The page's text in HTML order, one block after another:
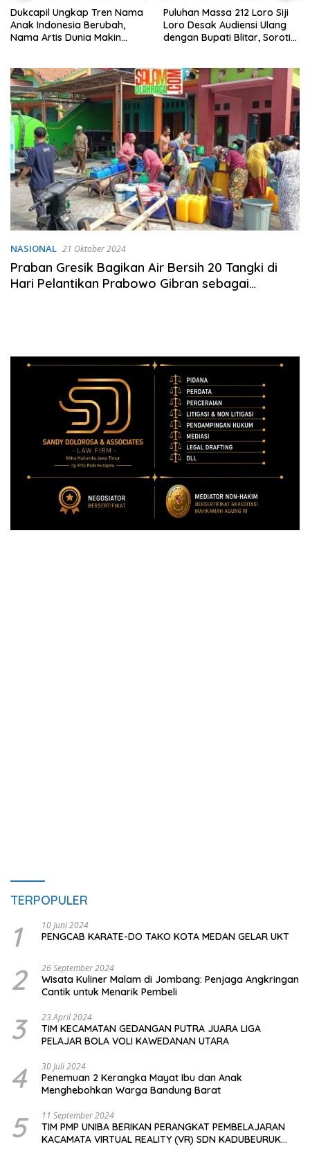
Dukcapil Ungkap Tren Nama
Anak Indonesia Berubah,
Nama Artis Dunia Makin
Puluhan Massa 212 Loro Siji
Loro Desak Audiensi Ulang
dengan Bupati Blitar, Soroti
NASIONAL 21 Oktober 2024
Praban Gresik Bagikan Air Bersih 20 Tangki di
Hari Pelantikan Prabowo Gibran sebagai
TERPOPULER
1 10 Juni 2024
PENGCAB KARATE-DO TAKO KOTA MEDAN GELAR UKT
2 26 September 2024
Wisata Kuliner Malam di Jombang: Penjaga Angkringan
Cantik untuk Menarik Pembeli
3 23 April 2024
TIM KECAMATAN GEDANGAN PUTRA JUARA LIGA
PELAJAR BOLA VOLI KAWEDANAN UTARA
4 30 Juli 2024
Penemuan 2 Kerangka Mayat Ibu dan Anak
Menghebohkan Warga Bandung Barat
5 11 September 2024
TIM PMP UNIBA BERIKAN PERANGKAT PEMBELAJARAN
KACAMATA VIRTUAL REALITY (VR) SDN KADUBEURUK